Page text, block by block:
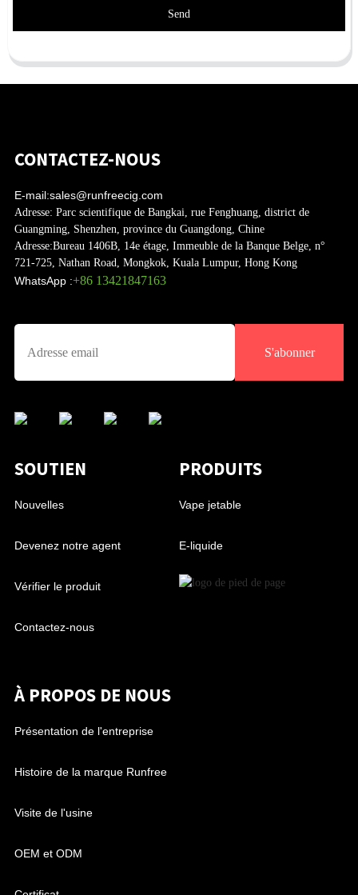
Send
CONTACTEZ-NOUS
E-mail:sales@runfreecig.com
Adresse: Parc scientifique de Bangkai, rue Fenghuang, district de
Guangming, Shenzhen, province du Guangdong, Chine
Adresse:Bureau 1406B, 14e étage, Immeuble de la Banque Belge, n°
721-725, Nathan Road, Mongkok, Kuala Lumpur, Hong Kong
WhatsApp :+86 13421847163
S'abonner
SOUTIEN
Nouvelles
Devenez notre agent
Vérifier le produit
Contactez-nous
PRODUITS
Vape jetable
E-liquide
À PROPOS DE NOUS
Présentation de l'entreprise
Histoire de la marque Runfree
Visite de l'usine
OEM et ODM